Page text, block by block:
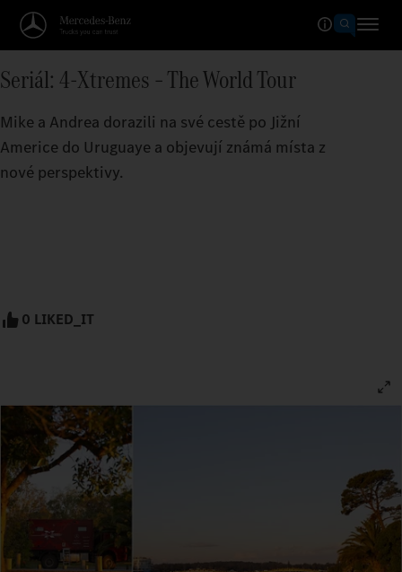
Seriál: 4-Xtremes – The World Tour
Mike a Andrea dorazili na své cestě po Jižní
Americe do Uruguaye a objevují známá místa z
nové perspektivy.
0 LIKED_IT